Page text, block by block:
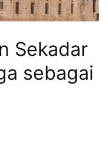
Sekadar
sebagai